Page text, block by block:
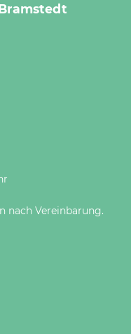
nach Vereinbarung.